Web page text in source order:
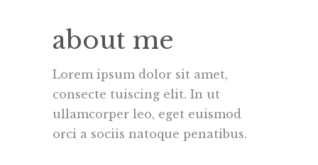
about me
Lorem ipsum dolor sit amet,
consecte tuiscing elit. In ut
ullamcorper leo, eget euismod
orci a sociis natoque penatibus.